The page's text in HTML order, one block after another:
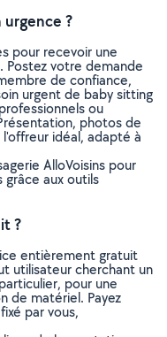
?
pour recevoir une
votre demande
de confiance,
urgent de baby sitting
ou
photos de
idéal, adapté à
AlloVoisins pour
aux outils
?
entièrement gratuit
utilisateur cherchant un
pour une
de matériel. Payez
par vous,